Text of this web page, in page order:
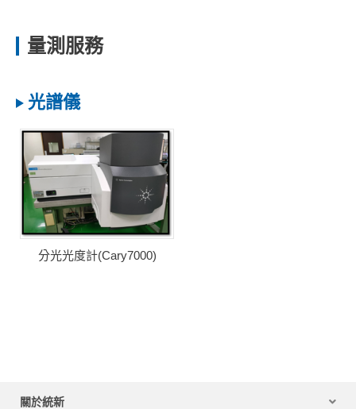
量測服務
光譜儀
分光光度計(Cary7000)
關於統新